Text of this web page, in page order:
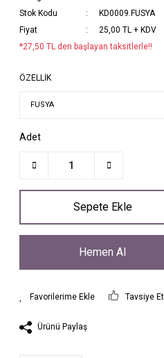
Stok Kodu
KD0009.FUSYA
Fiyat
25,00 TL + KDV
*27,50 TL den başlayan taksitlerle!!
ÖZELLİK
Adet
Sepete Ekle
Hemen Al
Tavsiye Et
Ürünü Paylaş